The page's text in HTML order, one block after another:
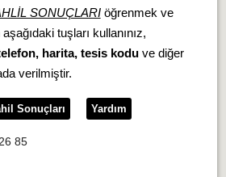
SONUÇLARIöğrenmek ve
tuşları kullanınız,
harita, tesis koduve diğer
verilmiştir.
Sonuçları Yardım
85